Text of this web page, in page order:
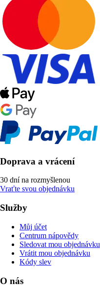
Doprava a vrácení
30 dní na rozmyšlenou
Vraťte svou objednávku
Služby
Můj účet
Centrum nápovědy
Sledovat mou objednávku
Vrátit mou objednávku
Kódy slev
O nás